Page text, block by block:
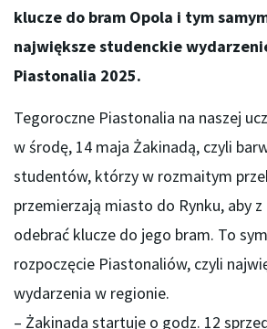
klucze do bram Opola i tym
największe studenckie
Piastonalia 2025.
Tegoroczne Piastonalia na naszej
w środę, 14 maja Żakinadą, czyli
studentów, którzy w rozmaitym
przemierzają miasto do Rynku, aby
odebrać klucze do jego bram. To
rozpoczęcie Piastonaliów, czyli
wydarzenia w regionie.
– Żakinada startuje o godz. 12